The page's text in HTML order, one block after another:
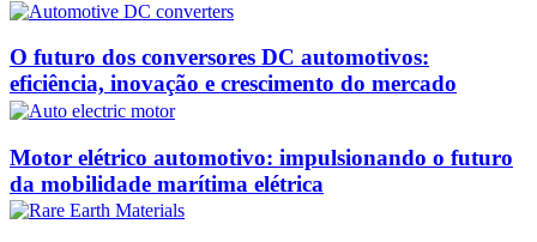
O futuro dos conversores DC automotivos:
eficiência, inovação e crescimento do mercado
Motor elétrico automotivo: impulsionando o futuro
da mobilidade marítima elétrica